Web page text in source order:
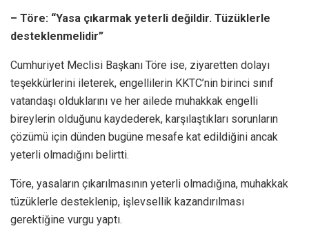
– Töre: “Yasa çıkarmak yeterli değildir. Tüzüklerle
desteklenmelidir”
Cumhuriyet Meclisi Başkanı Töre ise, ziyaretten dolayı
teşekkürlerini ileterek, engellilerin KKTC’nin birinci sınıf
vatandaşı olduklarını ve her ailede muhakkak engelli
bireylerin olduğunu kaydederek, karşılaştıkları sorunların
çözümü için dünden bugüne mesafe kat edildiğini ancak
yeterli olmadığını belirtti.
Töre, yasaların çıkarılmasının yeterli olmadığına, muhakkak
tüzüklerle desteklenip, işlevsellik kazandırılması
gerektiğine vurgu yaptı.